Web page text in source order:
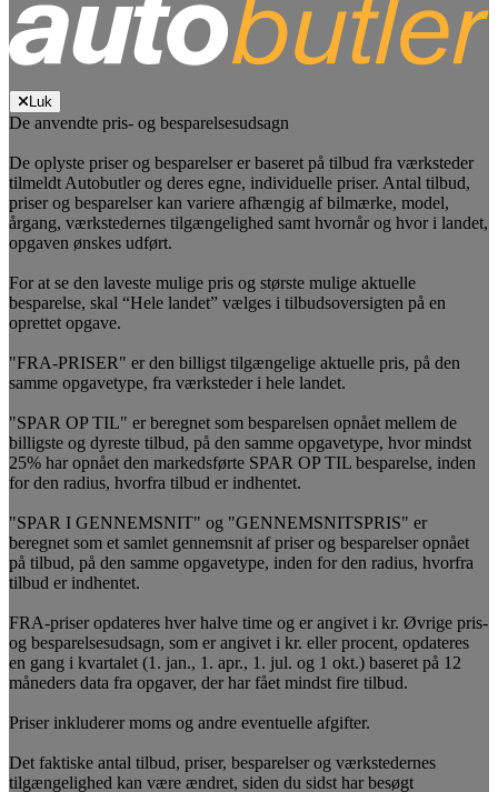
Luk
De anvendte pris- og besparelsesudsagn
De oplyste priser og besparelser er baseret på tilbud fra værksteder
tilmeldt Autobutler og deres egne, individuelle priser. Antal tilbud,
priser og besparelser kan variere afhængig af bilmærke, model,
årgang, værkstedernes tilgængelighed samt hvornår og hvor i landet,
opgaven ønskes udført.
For at se den laveste mulige pris og største mulige aktuelle
besparelse, skal “Hele landet” vælges i tilbudsoversigten på en
oprettet opgave.
"FRA-PRISER" er den billigst tilgængelige aktuelle pris, på den
samme opgavetype, fra værksteder i hele landet.
"SPAR OP TIL" er beregnet som besparelsen opnået mellem de
billigste og dyreste tilbud, på den samme opgavetype, hvor mindst
25% har opnået den markedsførte SPAR OP TIL besparelse, inden
for den radius, hvorfra tilbud er indhentet.
"SPAR I GENNEMSNIT" og "GENNEMSNITSPRIS" er
beregnet som et samlet gennemsnit af priser og besparelser opnået
på tilbud, på den samme opgavetype, inden for den radius, hvorfra
tilbud er indhentet.
FRA-priser opdateres hver halve time og er angivet i kr. Øvrige pris-
og besparelsesudsagn, som er angivet i kr. eller procent, opdateres
en gang i kvartalet (1. jan., 1. apr., 1. jul. og 1 okt.) baseret på 12
måneders data fra opgaver, der har fået mindst fire tilbud.
Priser inkluderer moms og andre eventuelle afgifter.
Det faktiske antal tilbud, priser, besparelser og værkstedernes
tilgængelighed kan være ændret, siden du sidst har besøgt